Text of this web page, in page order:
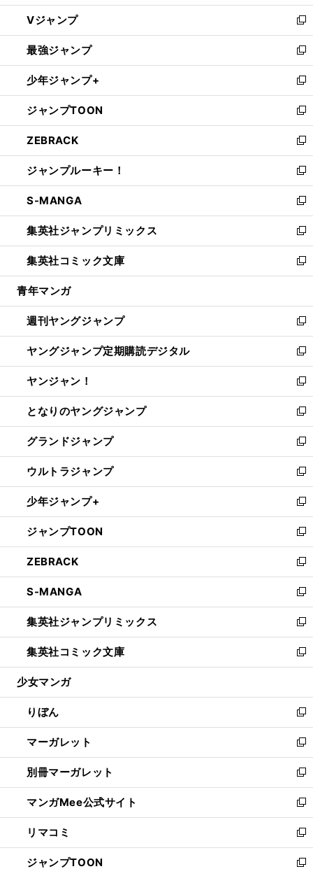
ウ
ィ
ン
ド
ウ
で
開
く
し
い
ウ
ィ
ン
ド
ウ
で
開
く
Vジャンプ
新
し
い
ウ
ィ
ン
ド
ウ
で
開
く
最強ジャンプ
新
し
い
ウ
ィ
ン
ド
ウ
で
開
く
少年ジャンプ+
新
し
い
ウ
ィ
ン
ド
ウ
で
開
く
ジャンプTOON
新
し
い
ウ
ィ
ン
ド
ウ
で
開
く
ZEBRACK
新
し
い
ウ
ィ
ン
ド
ウ
で
開
ジャンプルーキー！
新
し
い
ウ
ィ
ン
ド
ウ
開
く
S-MANGA
新
し
い
ウ
ィ
ン
ウ
で
開
く
集英社ジャンプリミックス
新
し
い
ウ
ン
ド
ウ
で
開
く
集英社コミック文庫
新
し
ウ
ィ
ン
ド
ウ
で
開
く
青年マンガ
週刊ヤングジャンプ
新
し
い
ウ
ィ
ン
ド
ウ
で
開
く
ヤングジャンプ定期購読デジタル
新
し
い
ウ
ィ
ン
ド
ウ
で
開
く
ヤンジャン！
新
し
い
ウ
ィ
ン
ド
ウ
で
開
く
となりのヤングジャンプ
新
し
い
ウ
ィ
ン
ド
ウ
で
開
く
グランドジャンプ
新
し
い
ウ
ィ
ン
ド
ウ
で
開
く
ウルトラジャンプ
新
し
い
ウ
ィ
ン
ド
ウ
で
開
く
少年ジャンプ+
新
し
い
ウ
ィ
ン
ド
ウ
で
開
く
ジャンプTOON
新
し
い
ウ
ィ
ン
ド
ウ
で
開
ZEBRACK
新
し
い
ウ
ィ
ン
ド
ウ
開
く
S-MANGA
新
し
い
ウ
ィ
ン
ウ
で
開
く
集英社ジャンプリミックス
新
し
い
ウ
ン
ド
ウ
で
開
く
集英社コミック文庫
新
し
ウ
ィ
ン
ド
ウ
で
開
く
少女マンガ
りぼん
新
し
い
ウ
ィ
ン
ド
ウ
で
開
く
マーガレット
新
し
い
ウ
ィ
ン
ド
ウ
で
別冊マーガレット
新
し
い
ウ
ィ
ン
ド
マンガMee公式サイト
新
し
い
ウ
ィ
リマコミ
新
し
い
ジャンプTOON 新